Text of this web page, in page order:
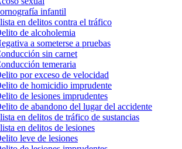
infantil
en delitos contra el tráfico
de alcoholemia
a someterse a pruebas
sin carnet
temeraria
por exceso de velocidad
de homicidio imprudente
de lesiones imprudentes
de abandono del lugar del accidente
en delitos de tráfico de sustancias
en delitos de lesiones
leve de lesiones